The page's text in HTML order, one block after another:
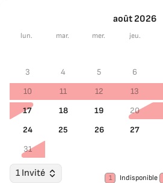
août 2026
lun. mar. mer. jeu.
3
4 5 6
10
11 12 13
17
18 19 20
24
25 26 27
31
1 Invité 1 Indisponible